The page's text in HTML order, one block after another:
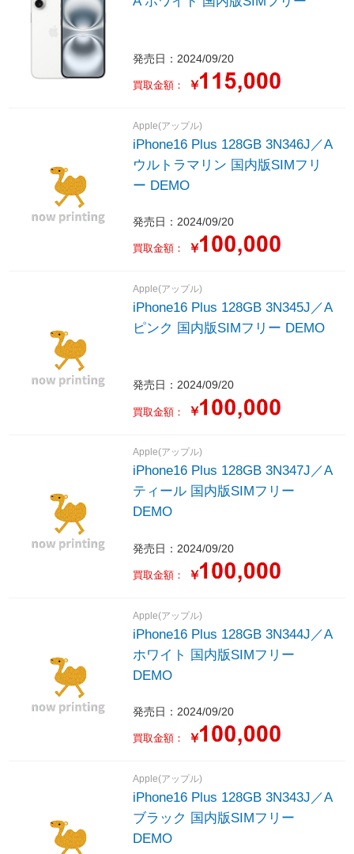
発売日：2024/09/20
買取金額： ￥
Apple(アップル)
iPhone16 Plus 128GB 3N346J／A
ウルトラマリン 国内版SIMフリ
ー DEMO
発売日：2024/09/20
買取金額： ￥
Apple(アップル)
iPhone16 Plus 128GB 3N345J／A
ピンク 国内版SIMフリー DEMO
発売日：2024/09/20
買取金額： ￥
Apple(アップル)
iPhone16 Plus 128GB 3N347J／A
ティール 国内版SIMフリー
DEMO
発売日：2024/09/20
買取金額： ￥
Apple(アップル)
iPhone16 Plus 128GB 3N344J／A
ホワイト 国内版SIMフリー
DEMO
発売日：2024/09/20
買取金額： ￥
Apple(アップル)
iPhone16 Plus 128GB 3N343J／A
ブラック 国内版SIMフリー
DEMO